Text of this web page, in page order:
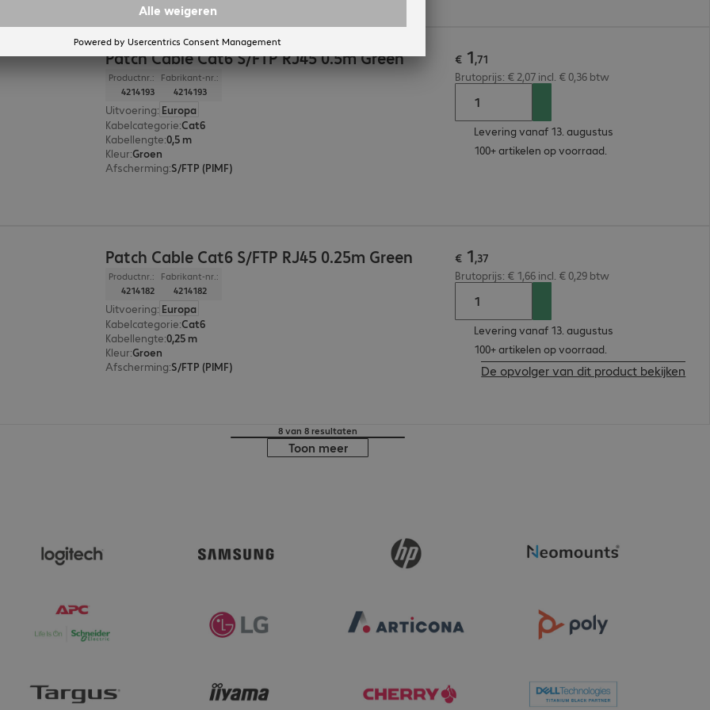
Patch Cable Cat6 S/FTP RJ45 0.5m Green
Productnr.:
4214193
Fabrikant-nr.:
4214193
Uitvoering: Europa
Kabelcategorie:Cat6
Kabellengte:0,5 m
Kleur:Groen
Afscherming:S/FTP (PIMF)
€ 1,71
Brutoprijs: € 2,07 incl. € 0,36 btw
Levering vanaf 13. augustus
100+ artikelen op voorraad.
Patch Cable Cat6 S/FTP RJ45 0.25m Green
Productnr.:
4214182
Fabrikant-nr.:
4214182
Uitvoering: Europa
Kabelcategorie:Cat6
Kabellengte:0,25 m
Kleur:Groen
Afscherming:S/FTP (PIMF)
€ 1,37
Brutoprijs: € 1,66 incl. € 0,29 btw
Levering vanaf 13. augustus
100+ artikelen op voorraad.
De opvolger van dit product bekijken
8 van 8 resultaten
Toon meer